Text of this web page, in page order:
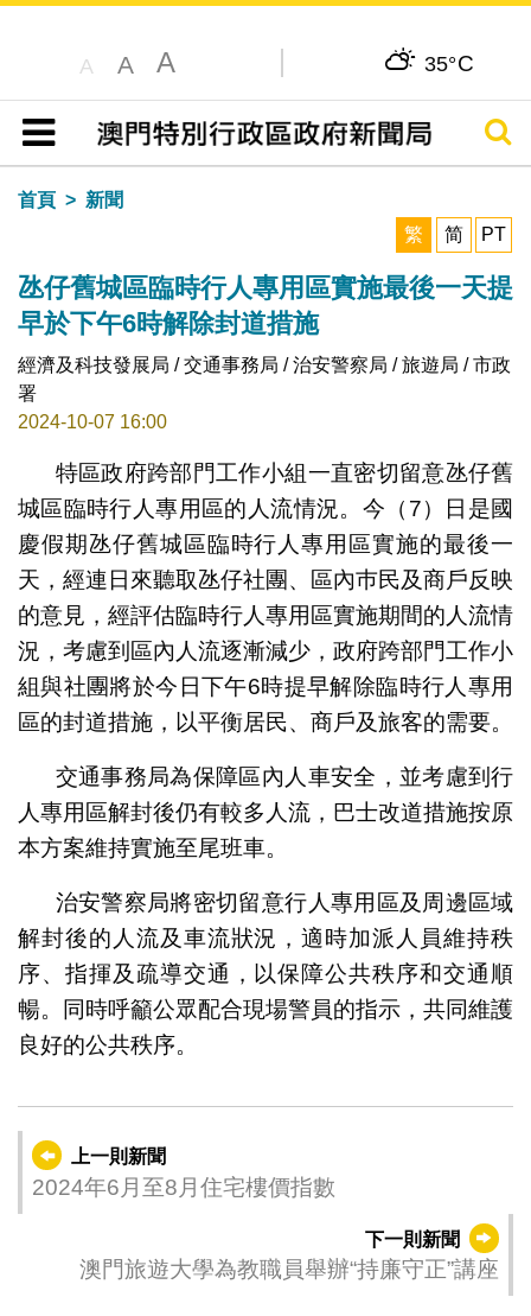
A A A 35°C
目錄
搜尋
首頁
新聞
繁
简 PT
氹仔舊城區臨時行人專用區實施最後一天提
早於下午6時解除封道措施
經濟及科技發展局 / 交通事務局 / 治安警察局 / 旅遊局 / 市政
署
2024-10-07 16:00
特區政府跨部門工作小組一直密切留意氹仔舊
城區臨時行人專用區的人流情況。今（7）日是國
慶假期氹仔舊城區臨時行人專用區實施的最後一
天，經連日來聽取氹仔社團、區內巿民及商戶反映
的意見，經評估臨時行人專用區實施期間的人流情
況，考慮到區內人流逐漸減少，政府跨部門工作小
組與社團將於今日下午6時提早解除臨時行人專用
區的封道措施，以平衡居民、商戶及旅客的需要。
交通事務局為保障區內人車安全，並考慮到行
人專用區解封後仍有較多人流，巴士改道措施按原
本方案維持實施至尾班車。
治安警察局將密切留意行人專用區及周邊區域
解封後的人流及車流狀況，適時加派人員維持秩
序、指揮及疏導交通，以保障公共秩序和交通順
暢。同時呼籲公眾配合現場警員的指示，共同維護
良好的公共秩序。
上一則新聞
2024年6月至8月住宅樓價指數
下一則新聞
澳門旅遊大學為教職員舉辦“持廉守正”講座